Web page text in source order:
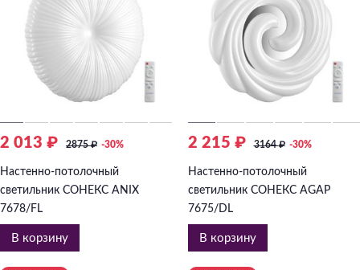
2 013 ₽ 2875₽ -30%
Настенно-потолочный
светильник СОНЕКС ANIX
7678/FL
В корзину
2 215 ₽ 3164₽ -30%
Настенно-потолочный
светильник СОНЕКС AGAP
7675/DL
В корзину